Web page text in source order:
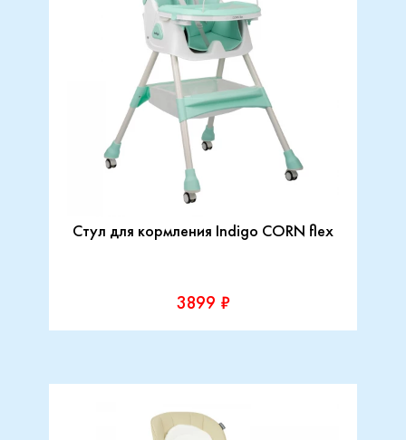
Стул для кормления Indigo CORN flex
3899 ₽